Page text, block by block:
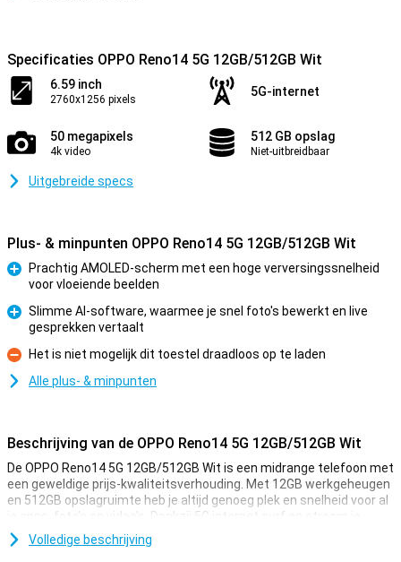
Specificaties OPPO Reno14 5G 12GB/512GB Wit
6.59 inch
2760x1256 pixels
5G-internet
50 megapixels
4k video
512 GB opslag
Niet-uitbreidbaar
Uitgebreide specs
Plus- & minpunten OPPO Reno14 5G 12GB/512GB Wit
Pluspunt
Prachtig AMOLED-scherm met een hoge verversingssnelheid
voor vloeiende beelden
Pluspunt
Slimme AI-software, waarmee je snel foto's bewerkt en live
gesprekken vertaalt
Minpunt
Het is niet mogelijk dit toestel draadloos op te laden
Alle plus- & minpunten
Beschrijving van de OPPO Reno14 5G 12GB/512GB Wit
De OPPO Reno14 5G 12GB/512GB Wit is een midrange telefoon met
een geweldige prijs-kwaliteitsverhouding. Met 12GB werkgeheugen
en 512GB opslagruimte heb je altijd genoeg plek en snelheid voor al
je apps, foto’s en video’s. Dankzij 5G internet surf en stream je
razendsnel. Het heldere AMOLED-scherm van 6.59 inch maakt elke
film en game extra mooi. De slimme AI-camera zorgt voor scherpe,
Volledige beschrijving